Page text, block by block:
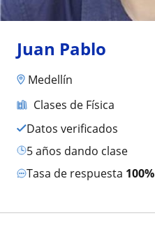
Juan Pablo
Medellín
Clases de Física
Datos verificados
5 años dando clase
Tasa de respuesta 100%